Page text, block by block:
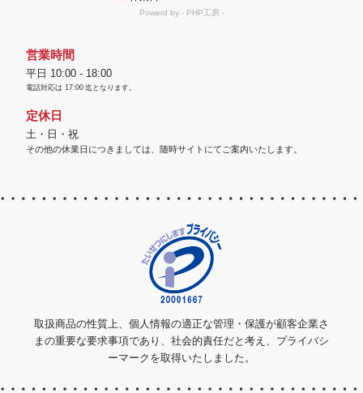
営業時間
平日 10:00 - 18:00
電話対応は 17:00 迄となります。
定休日
土・日・祝
その他の休業日につきましては、随時サイトにてご案内いたします。
取扱商品の性質上、個人情報の適正な管理・保護が顧客企業さ
まの重要な要求事項であり、社会的責任だと考え、プライバシ
ーマークを取得いたしました。